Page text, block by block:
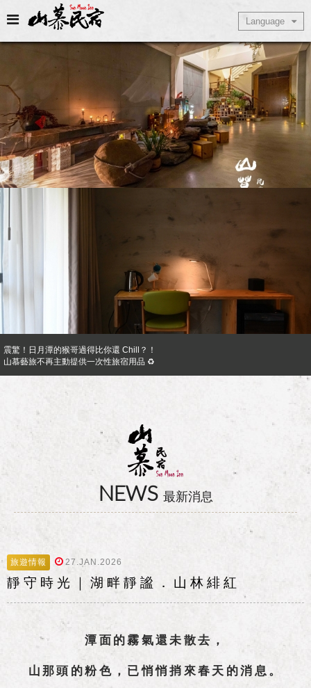
Language
Select Language
震驚！日月潭的猴哥過得比你還 Chill？！
山慕藝旅不再主動提供一次性旅宿用品 ♻︎
日月潭山慕民宿超挺你，官網訂房獨享優惠專案！！ Preferential Program that you
NEWS 最新消息
旅遊情報 27.JAN.2026
靜 守 時 光 ｜ 湖 畔 靜 謐 ． 山 林 緋 紅
潭面的霧氣還未散去，
山那頭的粉色，已悄悄捎來春天的消息。